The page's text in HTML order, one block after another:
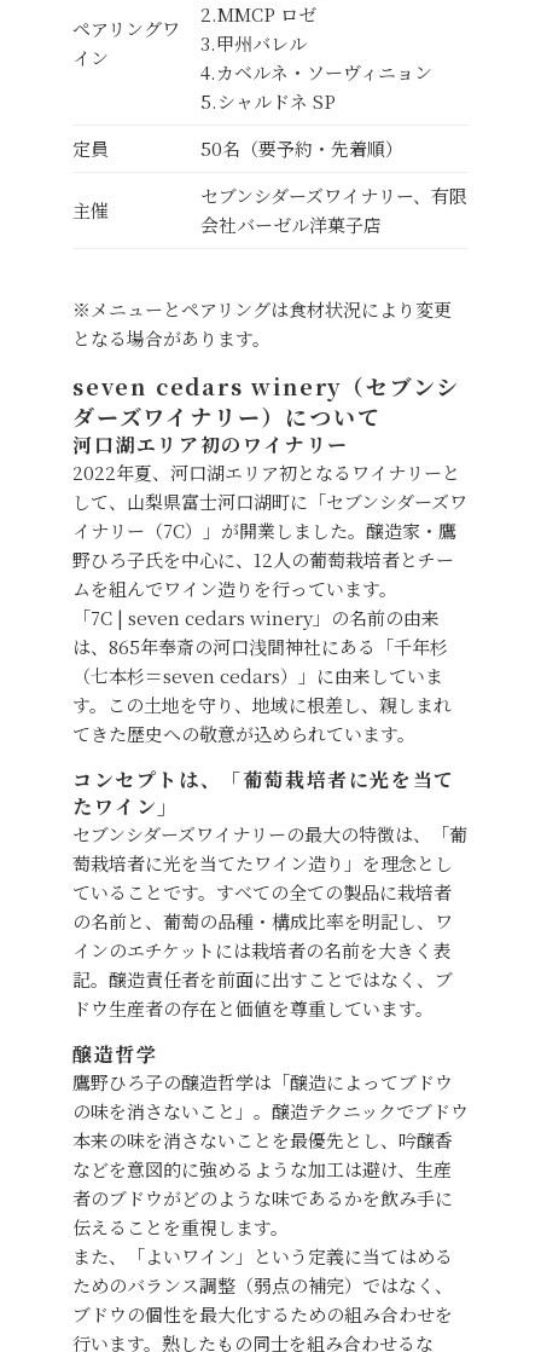
ペアリングワ
イン
2.MMCP ロゼ
3.甲州バレル
4.カベルネ・ソーヴィニョン
5.シャルドネ SP
定員
50名（要予約・先着順）
主催
セブンシダーズワイナリー、有限
会社バーゼル洋菓子店
※メニューとペアリングは食材状況により変更
となる場合があります。
seven cedars winery（セブンシ
ダーズワイナリー）について
河口湖エリア初のワイナリー
2022年夏、河口湖エリア初となるワイナリーと
して、山梨県富士河口湖町に「セブンシダーズワ
イナリー（7C）」が開業しました。醸造家・鷹
野ひろ子氏を中心に、12人の葡萄栽培者とチー
ムを組んでワイン造りを行っています。
「7C | seven cedars winery」の名前の由来
は、865年奉斎の河口浅間神社にある「千年杉
（七本杉＝seven cedars）」に由来していま
す。この土地を守り、地域に根差し、親しまれ
てきた歴史への敬意が込められています。
コンセプトは、「葡萄栽培者に光を当て
たワイン」
セブンシダーズワイナリーの最大の特徴は、「葡
萄栽培者に光を当てたワイン造り」を理念とし
ていることです。すべての全ての製品に栽培者
の名前と、葡萄の品種・構成比率を明記し、ワ
インのエチケットには栽培者の名前を大きく表
記。醸造責任者を前面に出すことではなく、ブ
ドウ生産者の存在と価値を尊重しています。
醸造哲学
鷹野ひろ子の醸造哲学は「醸造によってブドウ
の味を消さないこと」。醸造テクニックでブドウ
本来の味を消さないことを最優先とし、吟醸香
などを意図的に強めるような加工は避け、生産
者のブドウがどのような味であるかを飲み手に
伝えることを重視します。
また、「よいワイン」という定義に当てはめる
ためのバランス調整（弱点の補完）ではなく、
ブドウの個性を最大化するための組み合わせを
行います。熟したもの同士を組み合わせるな